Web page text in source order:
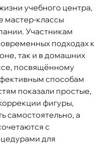
учебного центра,
мастер-классы
Участникам
подходах к
так и в домашних
посвящённому
способам
показали простые,
фигуры,
самостоятельно, а
с
для